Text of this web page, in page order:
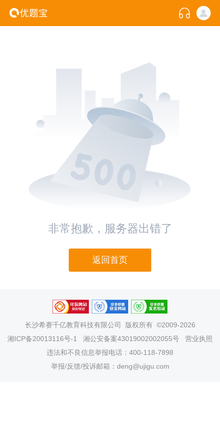
非常抱歉，服务器出错了
返回首页
长沙希赛千亿教育科技有限公司
版权所有 ©2009-2026
湘ICP备20013116号-1
湘公安备案43019002002055号
营业执照
违法和不良信息举报电话：400-118-7898
举报/反馈/投诉邮箱：deng@ujigu.com